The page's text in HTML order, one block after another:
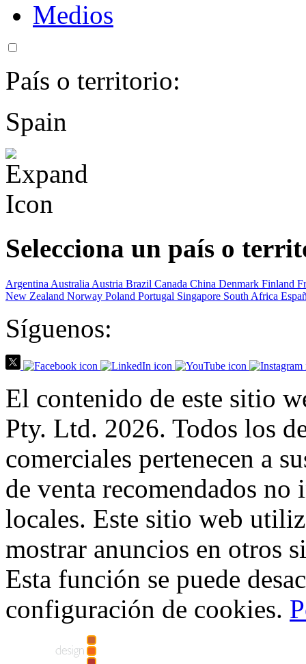
Medios
País o territorio:
Spain
Selecciona un país o
Argentina Australia Austria Brazil Canada China Denmark Finland
New Zealand Norway Poland Portugal Singapore South Africa
Síguenos:
El contenido de este sitio
Pty. Ltd. 2026. Todos los
comerciales pertenecen a
de venta recomendados
locales. Este sitio web
mostrar anuncios en otros
Esta función se puede
configuración de cookies.